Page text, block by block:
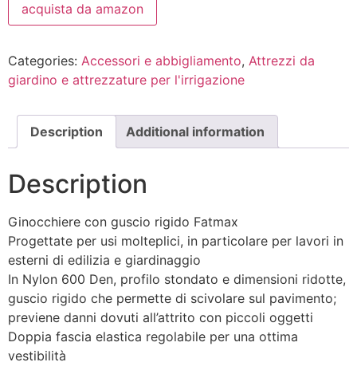
acquista da amazon
Categories: Accessori e abbigliamento, Attrezzi da
giardino e attrezzature per l'irrigazione
Description Additional information
Description
Ginocchiere con guscio rigido Fatmax
Progettate per usi molteplici, in particolare per lavori in
esterni di edilizia e giardinaggio
In Nylon 600 Den, profilo stondato e dimensioni ridotte,
guscio rigido che permette di scivolare sul pavimento;
previene danni dovuti all’attrito con piccoli oggetti
Doppia fascia elastica regolabile per una ottima
vestibilità